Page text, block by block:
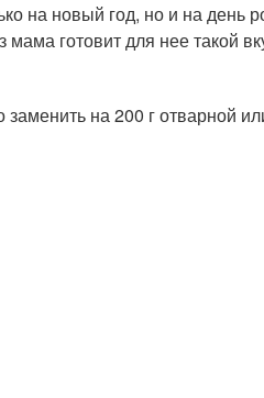
на новый год, но и на
мама готовит для нее такой
на 200 г отварной